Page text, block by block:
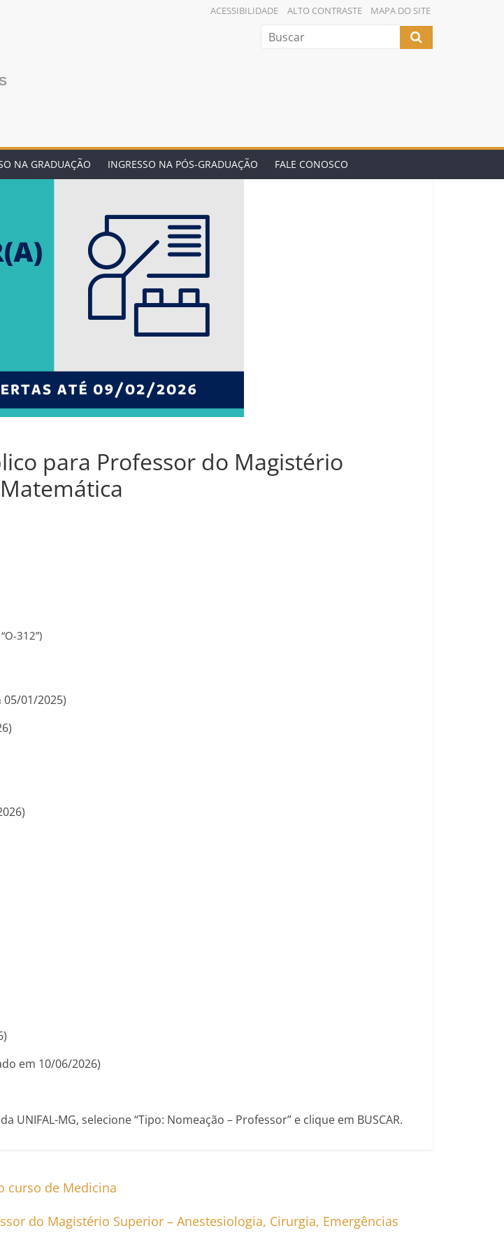
ACESSIBILIDADE ALTO CONTRASTE MAPA DO SITE
NA GRADUAÇÃO INGRESSO NA PÓS-GRADUAÇÃO FALE CONOSCO
para Professor do Magistério
312”)
01/2025)
em 10/06/2026)
da UNIFAL-MG, selecione “Tipo: Nomeação – Professor” e clique em BUSCAR.
curso de Medicina
do Magistério Superior – Anestesiologia, Cirurgia, Emergências